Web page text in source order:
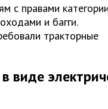
с правами категории
и багги.
тракторные
виде